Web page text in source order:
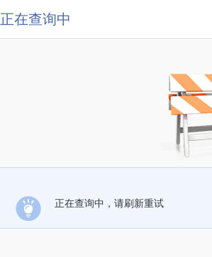
正在查询中
正在查询中，请刷新重试